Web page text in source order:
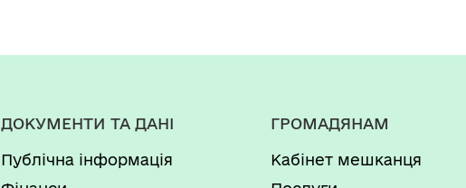
ДОКУМЕНТИ ТА ДАНІ
Публічна інформація
ГРОМАДЯНАМ
Кабінет мешканця